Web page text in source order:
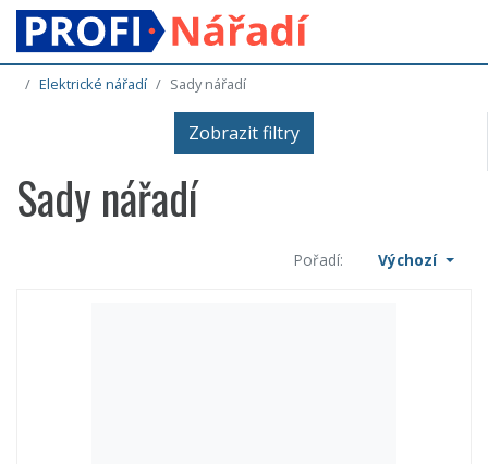
Elektrické nářadí Sady nářadí
Zobrazit filtry
Sady nářadí
Pořadí: Výchozí